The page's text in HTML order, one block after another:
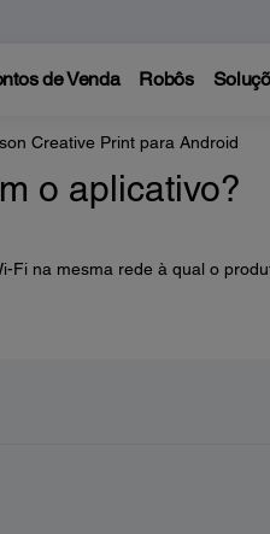
de Venda Robôs
Creative Print para Android
o aplicativo?
Fi na mesma rede à qual o